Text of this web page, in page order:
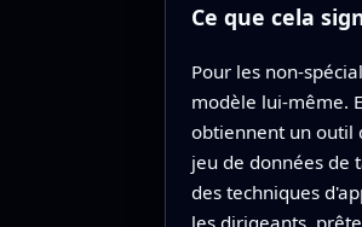
Ce que cela
Pour les
modèle lui‑même.
obtiennent un outil
jeu de données de
des techniques
les dirigeants,